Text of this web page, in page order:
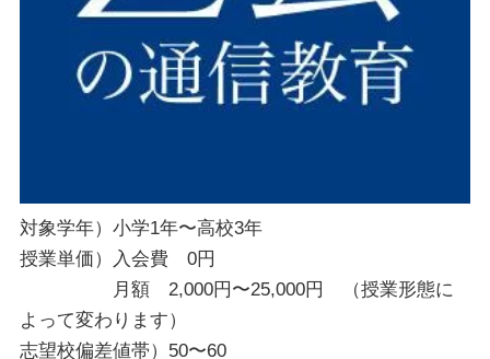
対象学年）小学1年〜高校3年
授業単価）入会費 0円
月額 2,000円〜25,000円 （授業形態に
よって変わります）
志望校偏差値帯）50〜60